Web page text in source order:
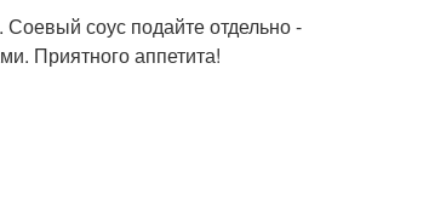
соус подайте отдельно -
Приятного аппетита!